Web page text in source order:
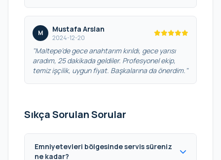
M Mustafa Arslan
2024-12-20
"Maltepe’de gece anahtarım kırıldı, gece yarısı
aradım, 25 dakikada geldiler. Profesyonel ekip,
temiz işçilik, uygun fiyat. Başkalarına da önerdim."
Sıkça Sorulan Sorular
Emniyetevleri bölgesinde servis süreniz
ne kadar?